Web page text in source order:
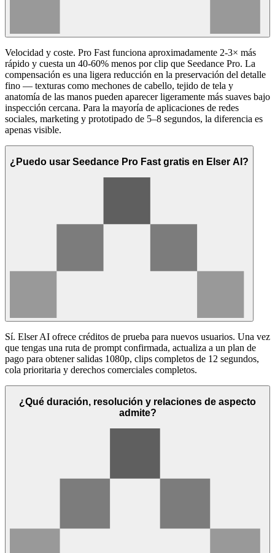
Velocidad y coste. Pro Fast funciona aproximadamente 2-3× más
rápido y cuesta un 40-60% menos por clip que Seedance Pro. La
compensación es una ligera reducción en la preservación del detalle
fino — texturas como mechones de cabello, tejido de tela y
anatomía de las manos pueden aparecer ligeramente más suaves bajo
inspección cercana. Para la mayoría de aplicaciones de redes
sociales, marketing y prototipado de 5–8 segundos, la diferencia es
apenas visible.
¿Puedo usar Seedance Pro Fast gratis en Elser AI?
Sí. Elser AI ofrece créditos de prueba para nuevos usuarios. Una vez
que tengas una ruta de prompt confirmada, actualiza a un plan de
pago para obtener salidas 1080p, clips completos de 12 segundos,
cola prioritaria y derechos comerciales completos.
¿Qué duración, resolución y relaciones de aspecto
admite?